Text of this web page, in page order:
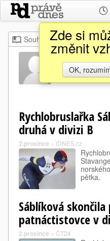
Zde si
změnit
OK,
Souhrn Moje Z
Elisa
Rychlobruslařka
druhá v divizi B
2.prosince » iDNES.cz
pětka.
Sáblíková
patnáctistovce v
2.prosince » ČT24